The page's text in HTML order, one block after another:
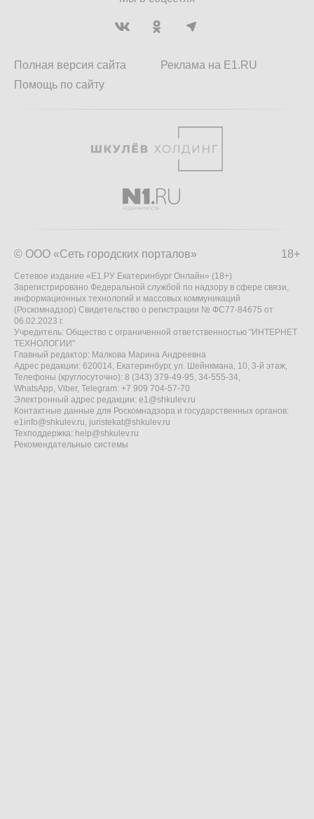
Полная версия сайта
Помощь по сайту
Реклама на E1.RU
18+
© ООО «Сеть городских порталов»
Сетевое издание «Е1.РУ Екатеринбург Онлайн» (18+)
Зарегистрировано Федеральной службой по надзору в сфере связи,
информационных технологий и массовых коммуникаций
(Роскомнадзор) Свидетельство о регистрации № ФС77-84675 от
06.02.2023 г.
Учредитель: Общество с ограниченной ответственностью "ИНТЕРНЕТ
ТЕХНОЛОГИИ"
Главный редактор: Малкова Марина Андреевна
Адрес редакции: 620014, Екатеринбург, ул. Шейнкмана, 10, 3-й этаж,
Телефоны (круглосуточно): 8 (343) 379-49-95, 34-555-34,
WhatsApp, Viber, Telegram: +7 909 704-57-70
Электронный адрес редакции: e1@shkulev.ru
Контактные данные для Роскомнадзора и государственных органов:
e1info@shkulev.ru, juristekat@shkulev.ru
Техподдержка: help@shkulev.ru
Рекомендательные системы